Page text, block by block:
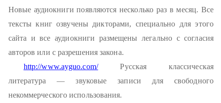
Новые аудиокниги появляются несколько раз в месяц. Все
тексты книг озвучены дикторами, специально для этого
сайта и все аудиокниги размещены легально с согласия
авторов или с разрешения закона.
http://www.ayguo.com/Русская классическая
литература — звуковые записи для свободного
некоммерческого использования.